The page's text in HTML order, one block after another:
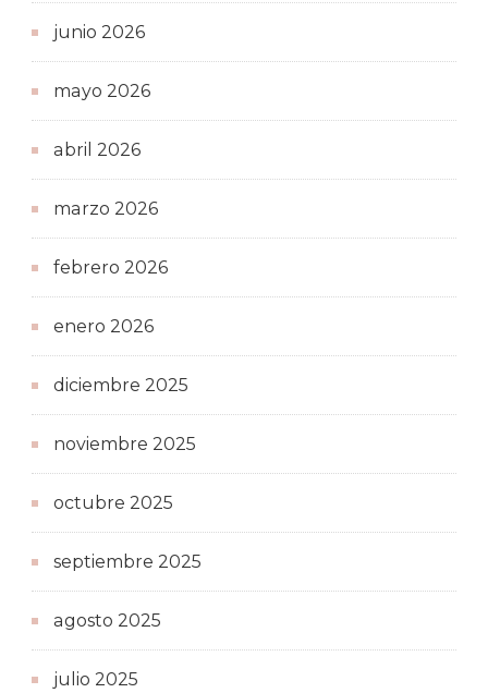
junio 2026
mayo 2026
abril 2026
marzo 2026
febrero 2026
enero 2026
diciembre 2025
noviembre 2025
octubre 2025
septiembre 2025
agosto 2025
julio 2025